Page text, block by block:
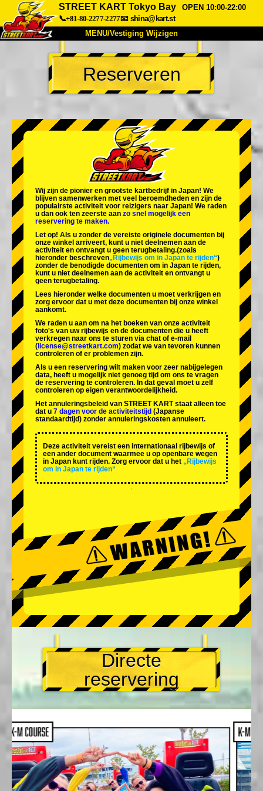
STREET KART Tokyo Bay
OPEN 10:00-22:00
📞+81-80-2277-2277📧 shina@kart.st
MENU/Vestiging Wijzigen
TOP
Over Ons Specificaties Prijs
Veelgestelde Vragen
Bedrijf Reserveren
Vestiging Wijzigen
Tokio Shinagawa Tokio Akihabara#1
Tokio Akihabara#2
Tokio Shibuya Annex Tokio Baai
Tokio Asakusa Osaka
Okinawa
Reserveren
Wij zijn de pionier en grootste kartbedrijf in Japan! We
blijven samenwerken met veel beroemdheden en zijn de
populairste activiteit voor reizigers naar Japan! We raden
u dan ook ten zeerste aan zo snel mogelijk een
reservering te maken.
Let op! Als u zonder de vereiste originele documenten bij
onze winkel arriveert, kunt u niet deelnemen aan de
activiteit en ontvangt u geen terugbetaling.(zoals
hieronder beschreven„Rijbewijs om in Japan te rijden“)
zonder de benodigde documenten om in Japan te rijden,
kunt u niet deelnemen aan de activiteit en ontvangt u
geen terugbetaling.
Lees hieronder welke documenten u moet verkrijgen en
zorg ervoor dat u met deze documenten bij onze winkel
aankomt.
We raden u aan om na het boeken van onze activiteit
foto's van uw rijbewijs en de documenten die u heeft
verkregen naar ons te sturen via chat of e-mail
( license@streetkart.com) zodat we van tevoren kunnen
controleren of er problemen zijn.
Als u een reservering wilt maken voor zeer nabijgelegen
data, heeft u mogelijk niet genoeg tijd om ons te vragen
de reservering te controleren. In dat geval moet u zelf
controleren op eigen verantwoordelijkheid.
Het annuleringsbeleid van STREET KART staat alleen toe
dat u 7 dagen voor de activiteitstijd (Japanse
standaardtijd) zonder annuleringskosten annuleert.
Deze activiteit vereist een internationaal rijbewijs of
een ander document waarmee u op openbare wegen
in Japan kunt rijden. Zorg ervoor dat u het „Rijbewijs
om in Japan te rijden“
Directe
reservering